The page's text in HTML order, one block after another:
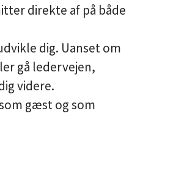
direkte af på både
dig. Uanset om
gå ledervejen,
videre.
gæst og som